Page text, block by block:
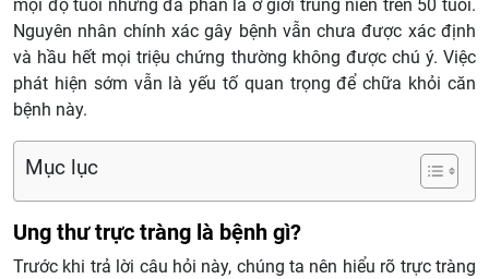
mọi độ tuổi nhưng đa phần là ở giới trung niên trên 50 tuổi.
Nguyên nhân chính xác gây bệnh vẫn chưa được xác định
và hầu hết mọi triệu chứng thường không được chú ý. Việc
phát hiện sớm vẫn là yếu tố quan trọng để chữa khỏi căn
bệnh này.
Mục lục
Ung thư trực tràng là bệnh gì?
Trước khi trả lời câu hỏi này, chúng ta nên hiểu rõ trực tràng